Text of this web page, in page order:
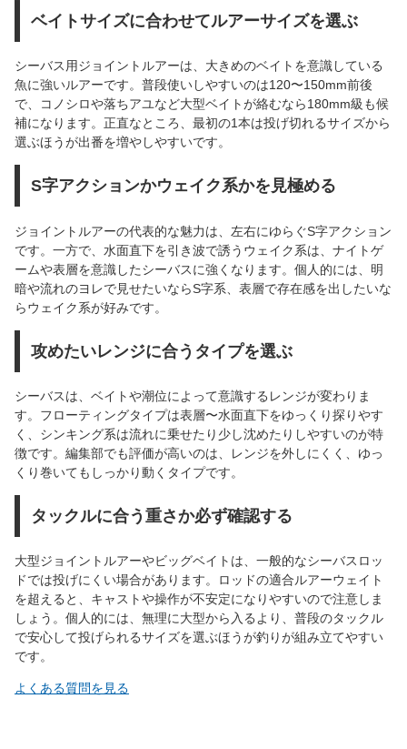
ベイトサイズに合わせてルアーサイズを選ぶ
シーバス用ジョイントルアーは、大きめのベイトを意識している
魚に強いルアーです。普段使いしやすいのは120〜150mm前後
で、コノシロや落ちアユなど大型ベイトが絡むなら180mm級も候
補になります。正直なところ、最初の1本は投げ切れるサイズから
選ぶほうが出番を増やしやすいです。
S字アクションかウェイク系かを見極める
ジョイントルアーの代表的な魅力は、左右にゆらぐS字アクション
です。一方で、水面直下を引き波で誘うウェイク系は、ナイトゲ
ームや表層を意識したシーバスに強くなります。個人的には、明
暗や流れのヨレで見せたいならS字系、表層で存在感を出したいな
らウェイク系が好みです。
攻めたいレンジに合うタイプを選ぶ
シーバスは、ベイトや潮位によって意識するレンジが変わりま
す。フローティングタイプは表層〜水面直下をゆっくり探りやす
く、シンキング系は流れに乗せたり少し沈めたりしやすいのが特
徴です。編集部でも評価が高いのは、レンジを外しにくく、ゆっ
くり巻いてもしっかり動くタイプです。
タックルに合う重さか必ず確認する
大型ジョイントルアーやビッグベイトは、一般的なシーバスロッ
ドでは投げにくい場合があります。ロッドの適合ルアーウェイト
を超えると、キャストや操作が不安定になりやすいので注意しま
しょう。個人的には、無理に大型から入るより、普段のタックル
で安心して投げられるサイズを選ぶほうが釣りが組み立てやすい
です。
よくある質問を見る